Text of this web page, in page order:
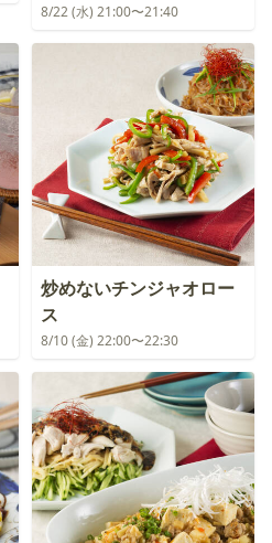
8/22 (水) 21:00〜21:40
炒めないチンジャオロー
ス
8/10 (金) 22:00〜22:30